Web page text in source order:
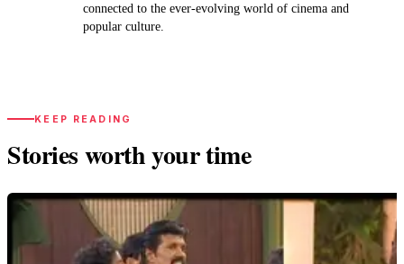
connected to the ever-evolving world of cinema and
popular culture.
KEEP READING
Stories worth your time